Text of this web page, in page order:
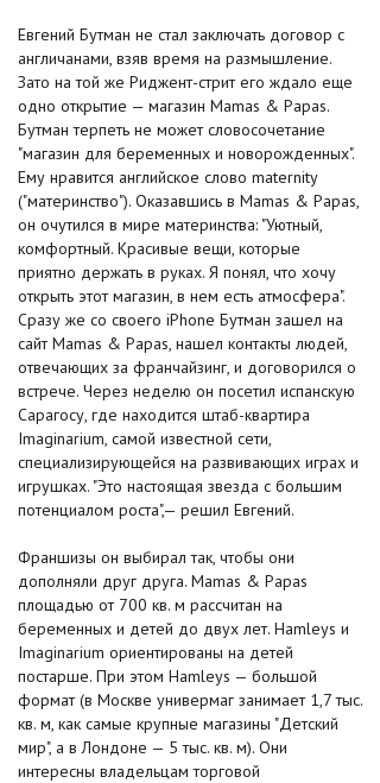
Евгений Бутман не стал заключать договор с
англичанами, взяв время на размышление.
Зато на той же Риджент-стрит его ждало еще
одно открытие — магазин Mamas & Papas.
Бутман терпеть не может словосочетание
"магазин для беременных и новорожденных".
Ему нравится английское слово maternity
("материнство"). Оказавшись в Mamas & Papas,
он очутился в мире материнства: "Уютный,
комфортный. Красивые вещи, которые
приятно держать в руках. Я понял, что хочу
открыть этот магазин, в нем есть атмосфера".
Сразу же со своего iPhone Бутман зашел на
сайт Mamas & Papas, нашел контакты людей,
отвечающих за франчайзинг, и договорился о
встрече. Через неделю он посетил испанскую
Сарагосу, где находится штаб-квартира
Imaginarium, самой известной сети,
специализирующейся на развивающих играх и
игрушках. "Это настоящая звезда с большим
потенциалом роста",— решил Евгений.
Франшизы он выбирал так, чтобы они
дополняли друг друга. Mamas & Papas
площадью от 700 кв. м рассчитан на
беременных и детей до двух лет. Hamleys и
Imaginarium ориентированы на детей
постарше. При этом Hamleys — большой
формат (в Москве универмаг занимает 1,7 тыс.
кв. м, как самые крупные магазины "Детский
мир", а в Лондоне — 5 тыс. кв. м). Они
интересны владельцам торговой